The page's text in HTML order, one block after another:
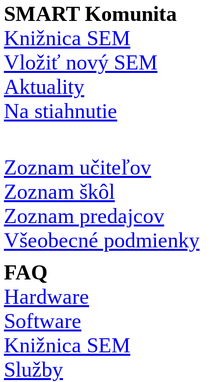
SMART Komunita
Knižnica SEM
Vložiť nový SEM
Aktuality
Na stiahnutie
Zoznam učiteľov
Zoznam škôl
Zoznam predajcov
Všeobecné podmienky
FAQ
Hardware
Software
Knižnica SEM
Služby